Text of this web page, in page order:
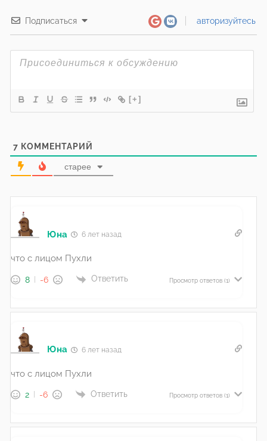
Подписаться авторизуйтесь
[+]
7 КОММЕНТАРИЙ
старее
Юна 6 лет назад
что с лицом Пухли
8 -6 Ответить Просмотр ответов (1)
Юна 6 лет назад
что с лицом Пухли
2 -6 Ответить Просмотр ответов (1)